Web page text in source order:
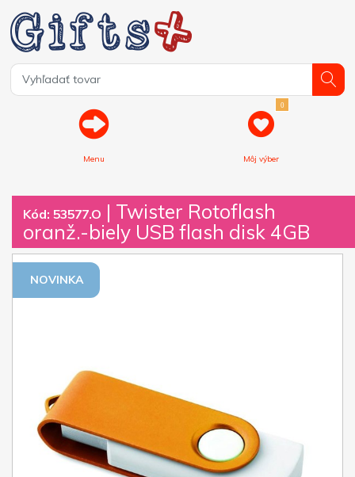
Menu
0
Môj výber
Kód: 53577.O | Twister Rotoflash
oranž.-biely USB flash disk 4GB
NOVINKA